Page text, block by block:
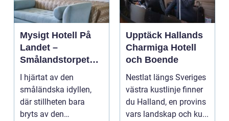
Mysigt Hotell På
Landet –
Smålandstorpets
Enchanted Retreat
I hjärtat av den
småländska idyllen,
där stillheten bara
bryts av den
Upptäck Hallands
Charmiga Hotell
och Boende
Nestlat längs Sveriges
västra kustlinje finner
du Halland, en provins
vars landskap och ku...